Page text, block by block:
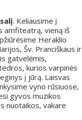
. Keliausime į
amfiteatrą, vieną iš
Heraklio
Šv. Pranciškaus ir
gatvelėmis,
kurios varpinės
į jūrą. Laisvas
vyno rūsiuose,
gyvos muzikos
nuotaikos, vakare